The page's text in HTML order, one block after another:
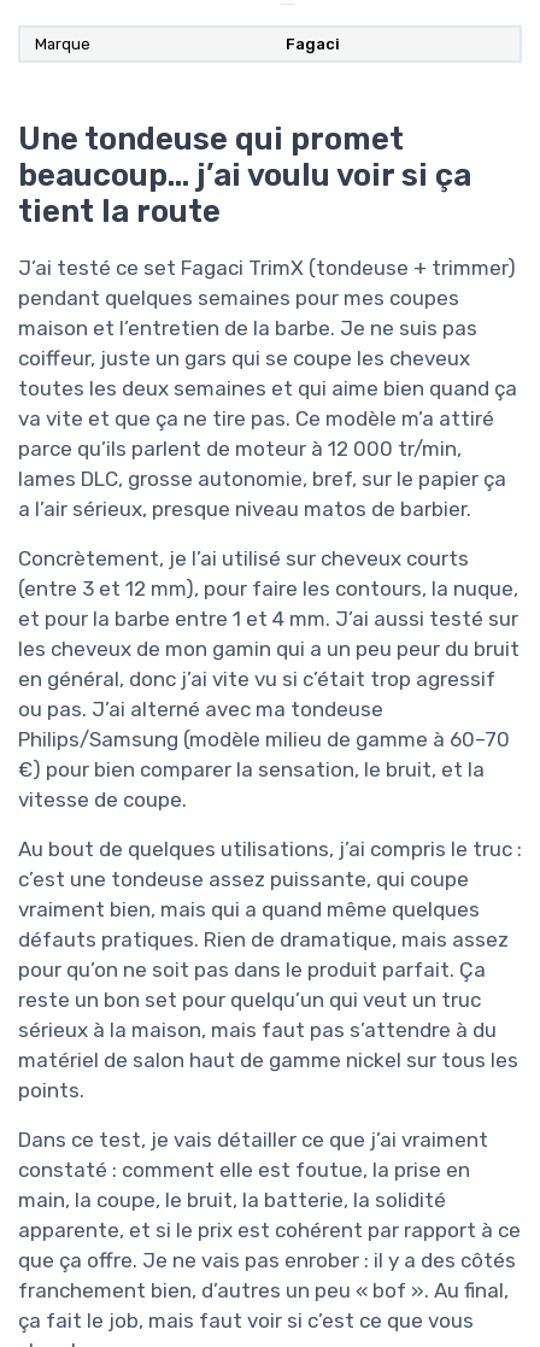
Marque Fagaci
Une tondeuse qui promet
beaucoup… j’ai voulu voir si ça
tient la route
J’ai testé ce set Fagaci TrimX (tondeuse + trimmer)
pendant quelques semaines pour mes coupes
maison et l’entretien de la barbe. Je ne suis pas
coiffeur, juste un gars qui se coupe les cheveux
toutes les deux semaines et qui aime bien quand ça
va vite et que ça ne tire pas. Ce modèle m’a attiré
parce qu’ils parlent de moteur à 12 000 tr/min,
lames DLC, grosse autonomie, bref, sur le papier ça
a l’air sérieux, presque niveau matos de barbier.
Concrètement, je l’ai utilisé sur cheveux courts
(entre 3 et 12 mm), pour faire les contours, la nuque,
et pour la barbe entre 1 et 4 mm. J’ai aussi testé sur
les cheveux de mon gamin qui a un peu peur du bruit
en général, donc j’ai vite vu si c’était trop agressif
ou pas. J’ai alterné avec ma tondeuse
Philips/Samsung (modèle milieu de gamme à 60–70
€) pour bien comparer la sensation, le bruit, et la
vitesse de coupe.
Au bout de quelques utilisations, j’ai compris le truc :
c’est une tondeuse assez puissante, qui coupe
vraiment bien, mais qui a quand même quelques
défauts pratiques. Rien de dramatique, mais assez
pour qu’on ne soit pas dans le produit parfait. Ça
reste un bon set pour quelqu’un qui veut un truc
sérieux à la maison, mais faut pas s’attendre à du
matériel de salon haut de gamme nickel sur tous les
points.
Dans ce test, je vais détailler ce que j’ai vraiment
constaté : comment elle est foutue, la prise en
main, la coupe, le bruit, la batterie, la solidité
apparente, et si le prix est cohérent par rapport à ce
que ça offre. Je ne vais pas enrober : il y a des côtés
franchement bien, d’autres un peu « bof ». Au final,
ça fait le job, mais faut voir si c’est ce que vous